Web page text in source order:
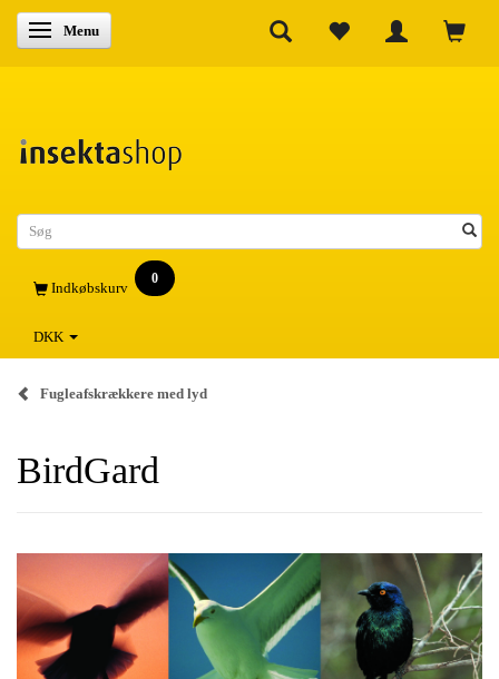
Skifte navigation
Menu
Indkøbskurv
0
DKK
Fugleafskrækkere med lyd
BirdGard